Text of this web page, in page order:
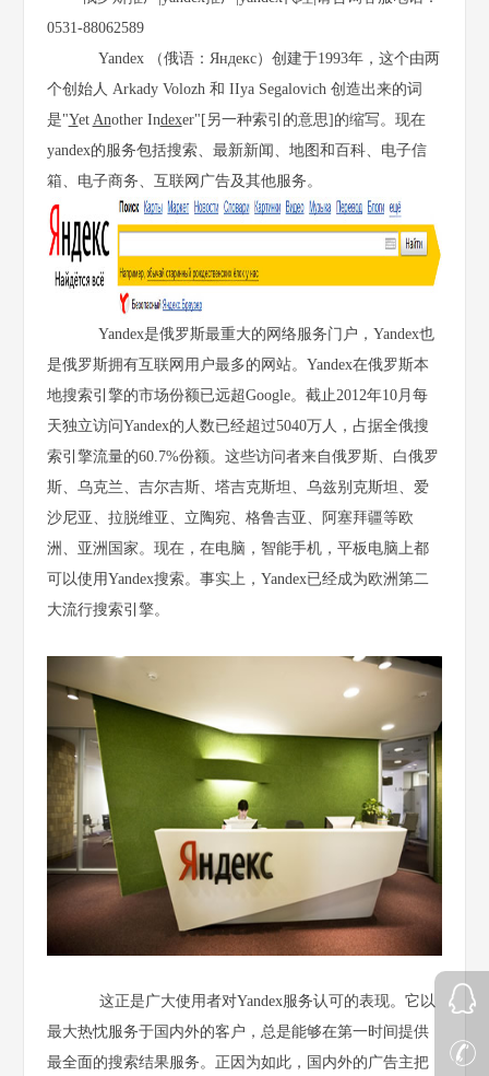
0531-88062589
Yandex （俄语：Яндекс）创建于1993年，这个由两
个创始人 Arkady Volozh 和 IIya Segalovich 创造出来的词
是"Yet Another Indexer"[另一种索引的意思]的缩写。现在
yandex的服务包括搜索、最新新闻、地图和百科、电子信
箱、电子商务、互联网广告及其他服务。
Yandex是俄罗斯最重大的网络服务门户，Yandex也
是俄罗斯拥有互联网用户最多的网站。Yandex在俄罗斯本
地搜索引擎的市场份额已远超Google。截止2012年10月每
天独立访问Yandex的人数已经超过5040万人，占据全俄搜
索引擎流量的60.7%份额。这些访问者来自俄罗斯、白俄罗
斯、乌克兰、吉尔吉斯、塔吉克斯坦、乌兹别克斯坦、爱
沙尼亚、拉脱维亚、立陶宛、格鲁吉亚、阿塞拜疆等欧
洲、亚洲国家。现在，在电脑，智能手机，平板电脑上都
可以使用Yandex搜索。事实上，Yandex已经成为欧洲第二
大流行搜索引擎。
这正是广大使用者对Yandex服务认可的表现。它以
最大热忱服务于国内外的客户，总是能够在第一时间提供
最全面的搜索结果服务。正因为如此，国内外的广告主把